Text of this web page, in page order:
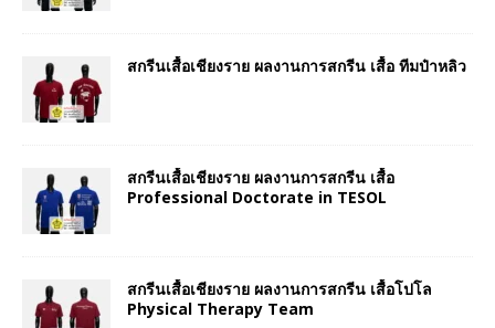
สกรีนเสื้อเชียงราย ผลงานการสกรีน เสื้อ ทีมป๋าหลิว
สกรีนเสื้อเชียงราย ผลงานการสกรีน เสื้อ
Professional Doctorate in TESOL
สกรีนเสื้อเชียงราย ผลงานการสกรีน เสื้อโปโล
Physical Therapy Team